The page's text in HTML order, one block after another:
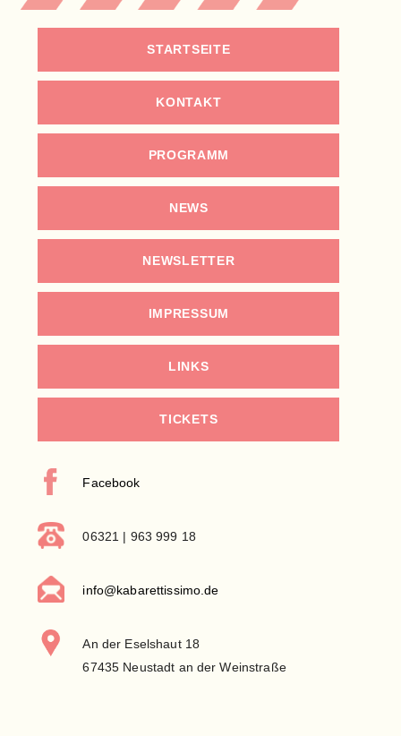
STARTSEITE
KONTAKT
PROGRAMM
NEWS
NEWSLETTER
IMPRESSUM
LINKS
TICKETS
Facebook
06321 | 963 999 18
info@kabarettissimo.de
An der Eselshaut 18
67435 Neustadt an der Weinstraße